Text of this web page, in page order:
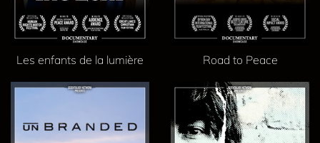
Les enfants de la lumière Road to Peace